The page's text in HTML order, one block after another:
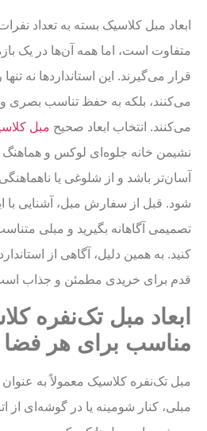
ابعاد مبل کلاسیک بسته به تعداد
متفاوت است، اما همه آن‌ها در یک بازه
قرار می‌گیرند. این استانداردها نه
می‌کنند، بلکه به حفظ تناسب بصری و
می‌کنند. انتخاب ابعاد صحیحمبل
نشیمن خانه جلوه‌ای لوکس و هماهنگ
آسان‌تر باشد و از شلوغی یا
شود. قبل از سفارش مبل، آشنایی با
تصمیمی آگاهانه بگیرید و مبلی
کنید. به همین دلیل، آگاهی از
قدم برای خریدی مطمئن و جذاب
ابعاد مبل تک‌نفره
مناسب برای هر فضا
مبل تک‌نفره کلاسیک معمولاً به
مبلی، کنار شومینه یا در گوشه‌ای از